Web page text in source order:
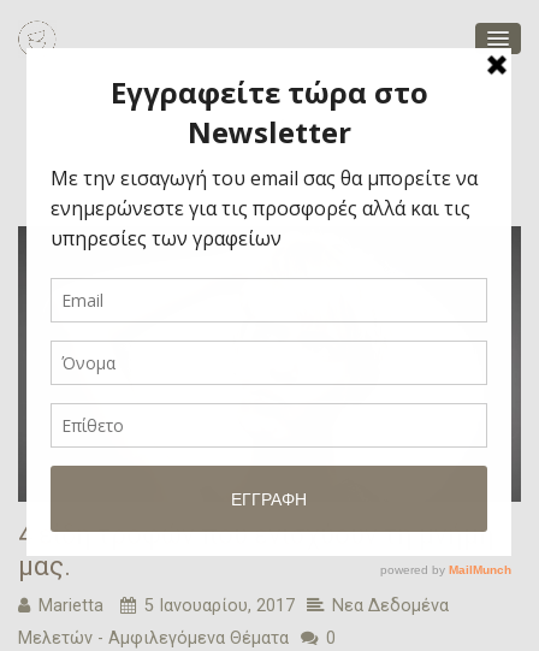
Φρούτα
4 είδη τροφών που ενισχύουν τη μνήμη
μας.
Marietta 5 Ιανουαρίου, 2017
Νεα Δεδομένα
Μελετών - Αμφιλεγόμενα Θέματα
0